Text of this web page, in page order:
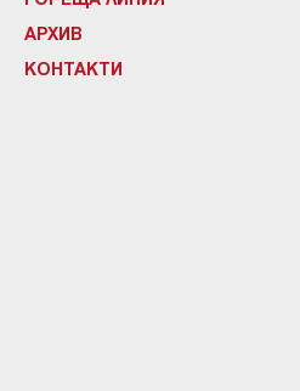
АРХИВ
КОНТАКТИ